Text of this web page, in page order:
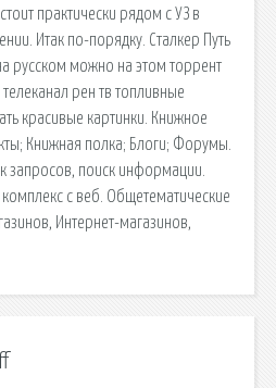
практически рядом с УЗ в
Итак по-порядку. Сталкер Путь
русском можно на этом торрент
рен тв топливные
красивые картинки. Книжное
Книжная полка; Блоги; Форумы.
запросов, поиск информации.
с веб. Общетематические
Интернет-магазинов,